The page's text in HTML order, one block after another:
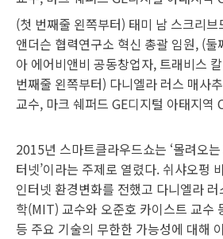
(첫 번째줄 왼쪽부터) 태미 남 스크리
앤더슨 협력연구소 혁신 총괄 임원, (둘
아 에어비앤비 공동창업자, 트래비스
번째줄 왼쪽부터) 다니엘라 러스 매사
교수, 마크 쉐퍼드 GE디지털 아태지역
2015년 스마트클라우드쇼는 ‘몰려오
터넷’이라는 주제로 열렸다. 쉬샤오펑
인터넷 환경변화를 전했고 다니엘라
학(MIT) 교수와 오준호 카이스트 교수
등 주요 기술의 무한한 가능성에 대해